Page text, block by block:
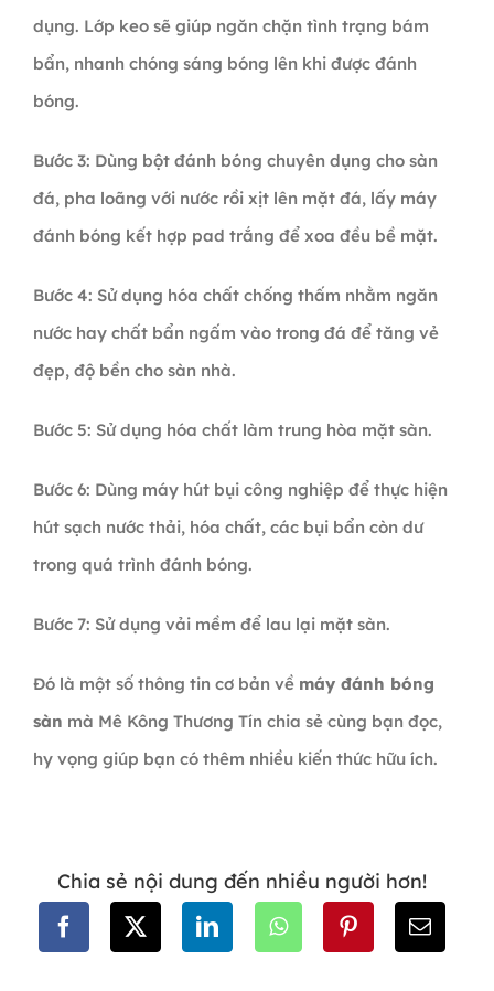
dụng. Lớp keo sẽ giúp ngăn chặn tình trạng bám
bẩn, nhanh chóng sáng bóng lên khi được đánh
bóng.
Bước 3: Dùng bột đánh bóng chuyên dụng cho sàn
đá, pha loãng với nước rồi xịt lên mặt đá, lấy máy
đánh bóng kết hợp pad trắng để xoa đều bề mặt.
Bước 4: Sử dụng hóa chất chống thấm nhằm ngăn
nước hay chất bẩn ngấm vào trong đá để tăng vẻ
đẹp, độ bền cho sàn nhà.
Bước 5: Sử dụng hóa chất làm trung hòa mặt sàn.
Bước 6: Dùng máy hút bụi công nghiệp để thực hiện
hút sạch nước thải, hóa chất, các bụi bẩn còn dư
trong quá trình đánh bóng.
Bước 7: Sử dụng vải mềm để lau lại mặt sàn.
Đó là một số thông tin cơ bản về máy đánh bóng
sàn mà Mê Kông Thương Tín chia sẻ cùng bạn đọc,
hy vọng giúp bạn có thêm nhiều kiến thức hữu ích.
Chia sẻ nội dung đến nhiều người hơn!